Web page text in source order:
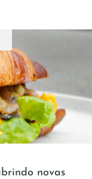
novas